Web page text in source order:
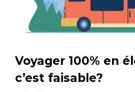
Voyager 100% en
c’est faisable?